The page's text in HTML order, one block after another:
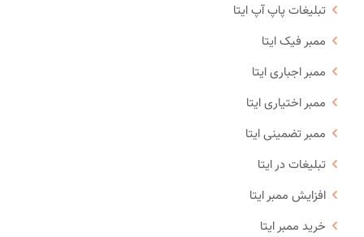
تبلیغات پاپ آپ ایتا
ممبر فیک ایتا
ممبر اجباری ایتا
ممبر اختیاری ایتا
ممبر تضمینی ایتا
تبلیغات در ایتا
افزایش ممبر ایتا
خرید ممبر ایتا